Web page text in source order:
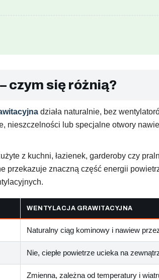
czym się różnią?
działa naturalnie, bez
nieszczelności lub specjalne otwory
z kuchni, łazienek, garderoby czy
przekazuje znaczną część energii
WENTYLACJA GRAWITACYJNA
Naturalny ciąg kominowy i nawiew
Nie, ciepłe powietrze ucieka na
Zmienna, zależna od temperatury i